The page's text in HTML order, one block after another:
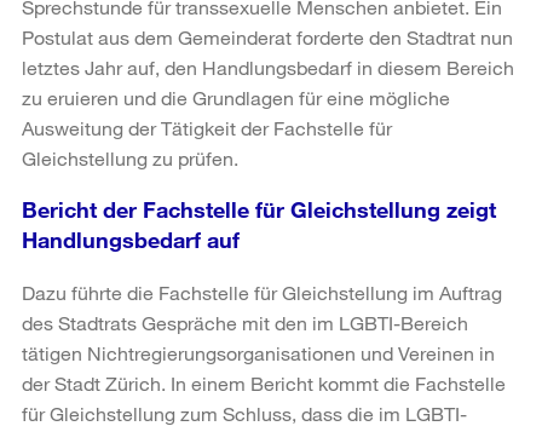
Sprechstunde für transsexuelle Menschen anbietet. Ein
Postulat aus dem Gemeinderat forderte den Stadtrat nun
letztes Jahr auf, den Handlungsbedarf in diesem Bereich
zu eruieren und die Grundlagen für eine mögliche
Ausweitung der Tätigkeit der Fachstelle für
Gleichstellung zu prüfen.
Bericht der Fachstelle für Gleichstellung zeigt
Handlungsbedarf auf
Dazu führte die Fachstelle für Gleichstellung im Auftrag
des Stadtrats Gespräche mit den im LGBTI-Bereich
tätigen Nichtregierungsorganisationen und Vereinen in
der Stadt Zürich. In einem Bericht kommt die Fachstelle
für Gleichstellung zum Schluss, dass die im LGBTI-